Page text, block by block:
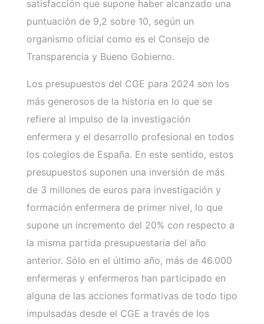
satisfacción que supone haber alcanzado una
puntuación de 9,2 sobre 10, según un
organismo oficial como es el Consejo de
Transparencia y Bueno Gobierno.
Los presupuestos del CGE para 2024 son los
más generosos de la historia en lo que se
refiere al impulso de la investigación
enfermera y el desarrollo profesional en todos
los colegios de España. En este sentido, estos
presupuestos suponen una inversión de más
de 3 millones de euros para investigación y
formación enfermera de primer nivel, lo que
supone un incremento del 20% con respecto a
la misma partida presupuestaria del año
anterior. Sólo en el último año, más de 46.000
enfermeras y enfermeros han participado en
alguna de las acciones formativas de todo tipo
impulsadas desde el CGE a través de los